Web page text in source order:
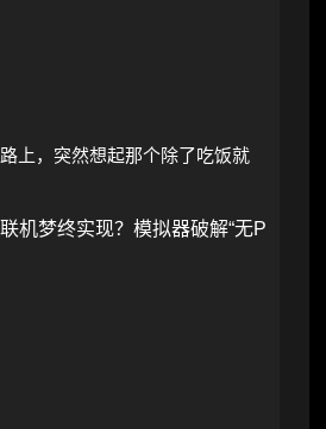
上，突然想起那个除了吃饭就